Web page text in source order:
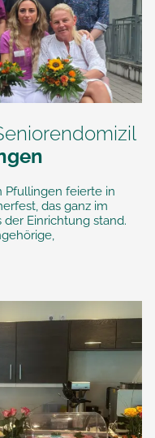
Pfullingen feierte in
das ganz im
Einrichtung stand.